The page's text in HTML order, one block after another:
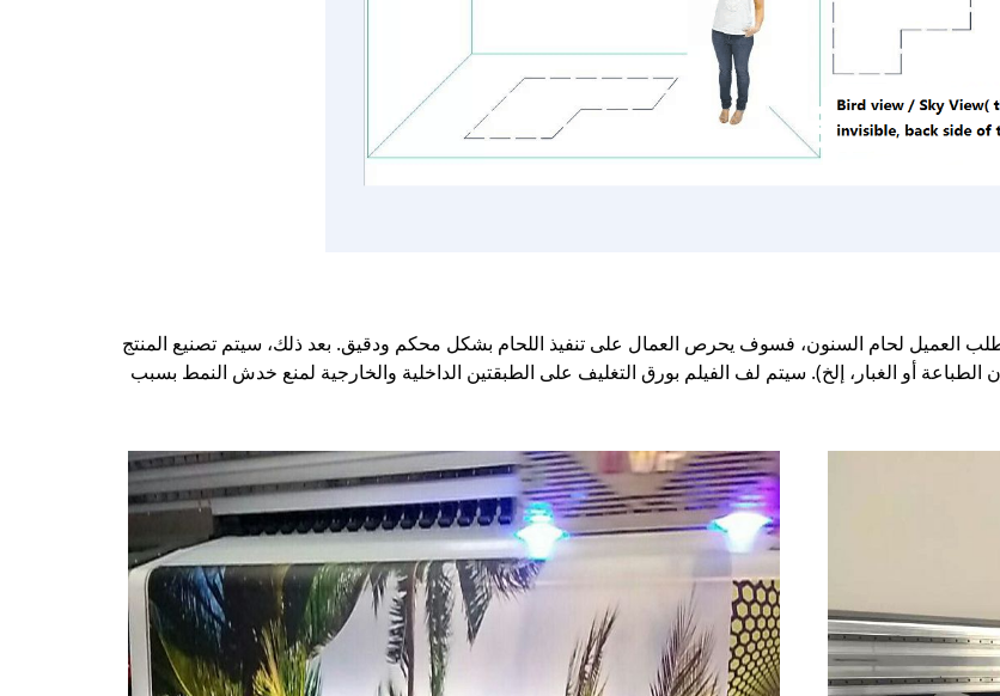
العميل لحام السنون، فسوف يحرص العمال على تنفيذ اللحام بشكل محكم ودقيق. بعد ذلك، سيتم تصنيع المنتج
أو الغبار، إلخ). سيتم لف الفيلم بورق التغليف على الطبقتين الداخلية والخارجية لمنع خدش النمط بسبب